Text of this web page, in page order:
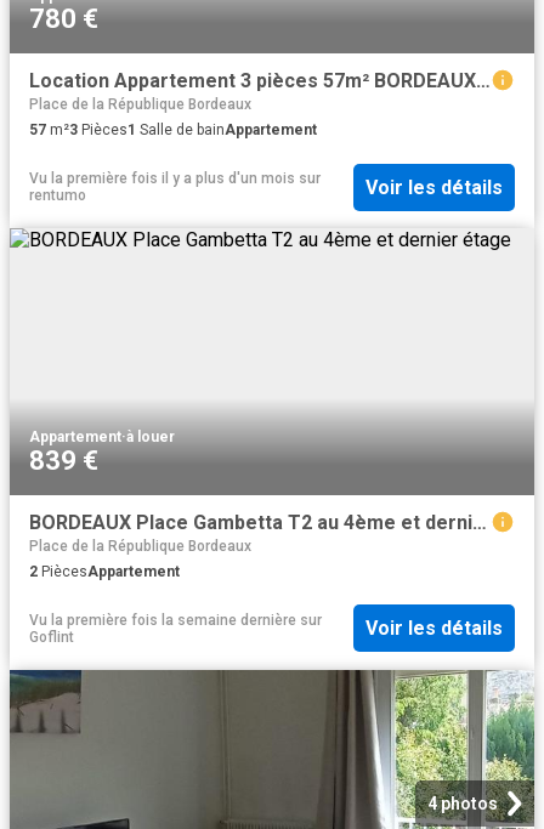
780 €
Location Appartement 3 pièces 57m² BORDEAUX 33000
Place de la République Bordeaux
57 m²3 Pièces1 Salle de bainAppartement
Vu la première fois il y a plus d'un mois sur
rentumo
Voir les détails
Appartement·à louer
839 €
BORDEAUX Place Gambetta T2 au 4ème et dernier étage
Place de la République Bordeaux
2 PiècesAppartement
Vu la première fois la semaine dernière sur
Goflint
Voir les détails
4 photos